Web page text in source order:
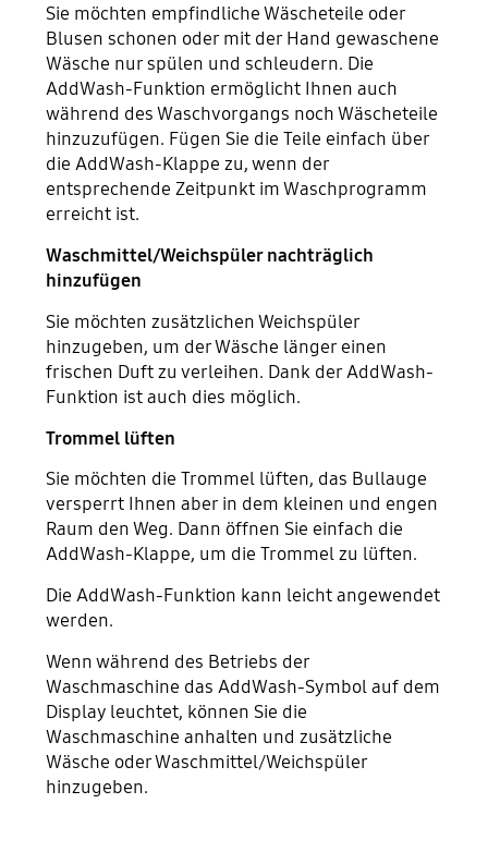
Sie möchten empfindliche Wäscheteile oder
Blusen schonen oder mit der Hand gewaschene
Wäsche nur spülen und schleudern. Die
AddWash-Funktion ermöglicht Ihnen auch
während des Waschvorgangs noch Wäscheteile
hinzuzufügen. Fügen Sie die Teile einfach über
die AddWash-Klappe zu, wenn der
entsprechende Zeitpunkt im Waschprogramm
erreicht ist.
Waschmittel/Weichspüler nachträglich
hinzufügen
Sie möchten zusätzlichen Weichspüler
hinzugeben, um der Wäsche länger einen
frischen Duft zu verleihen. Dank der AddWash-
Funktion ist auch dies möglich.
Trommel lüften
Sie möchten die Trommel lüften, das Bullauge
versperrt Ihnen aber in dem kleinen und engen
Raum den Weg. Dann öffnen Sie einfach die
AddWash-Klappe, um die Trommel zu lüften.
Die AddWash-Funktion kann leicht angewendet
werden.
Wenn während des Betriebs der
Waschmaschine das AddWash-Symbol auf dem
Display leuchtet, können Sie die
Waschmaschine anhalten und zusätzliche
Wäsche oder Waschmittel/Weichspüler
hinzugeben.